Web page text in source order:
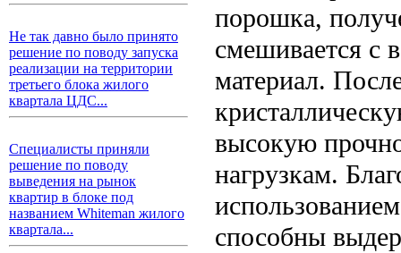
Не так давно было принято
решение по поводу запуска
реализации на территории
третьего блока жилого
квартала ЦДС...
Специалисты приняли
решение по поводу
выведения на рынок
квартир в блоке под
названием Whiteman жилого
квартала...
порошка,
смешивается с
материал.
высокую
нагрузкам.
способны